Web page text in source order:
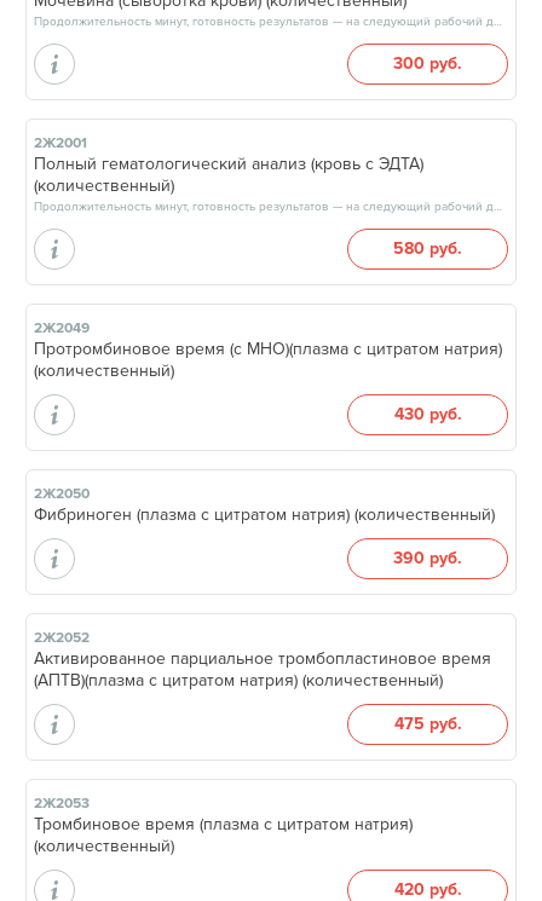
Продолжительность минут, готовность результатов — на следующий рабочий день, после 15:00
300 руб.
2Ж2001
Полный гематологический анализ (кровь с ЭДТА)
(количественный)
Продолжительность минут, готовность результатов — на следующий рабочий день, после 17:00
580 руб.
2Ж2049
Протромбиновое время (с МНО)(плазма с цитратом натрия)
(количественный)
430 руб.
2Ж2050
Фибриноген (плазма с цитратом натрия) (количественный)
390 руб.
2Ж2052
Активированное парциальное тромбопластиновое время
(АПТВ)(плазма с цитратом натрия) (количественный)
475 руб.
2Ж2053
Тромбиновое время (плазма с цитратом натрия)
(количественный)
420 руб.